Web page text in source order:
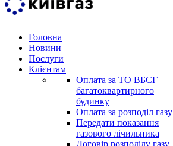
Головна
Новини
Послуги
Клієнтам
Оплата за ТО ВБСГ
багатоквартирного
будинку
Оплата за розподіл газу
Передати показання
газового лічильника
Договір розподілу газу